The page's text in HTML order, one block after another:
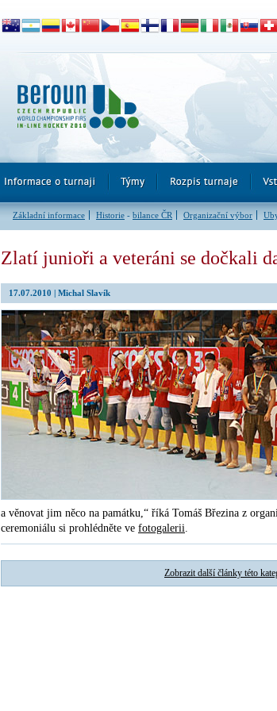
Základní informace Historie - bilance ČR Organizační výbor
Zlatí junioři a veteráni se dočkali
17.07.2010 | Michal Slavík
a věnovat jim něco na památku,“ říká Tomáš Březina z
ceremoniálu si prohlédněte ve fotogalerii
Zobrazit další články této